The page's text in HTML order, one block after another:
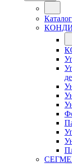
Каталог